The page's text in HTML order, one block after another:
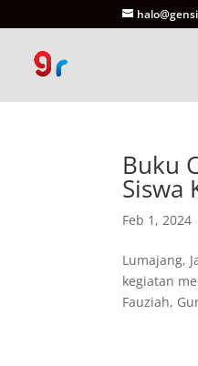
Buku
Siswa
Feb 1, 2024
Lumajang,
kegiatan
Fauziah,